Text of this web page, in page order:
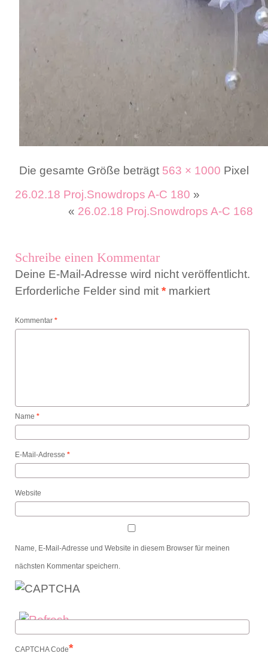
Die gesamte Größe beträgt 563 × 1000 Pixel
26.02.18 Proj.Snowdrops A-C 180 »
« 26.02.18 Proj.Snowdrops A-C 168
Schreibe einen Kommentar
Deine E-Mail-Adresse wird nicht veröffentlicht.
Erforderliche Felder sind mit *markiert
Kommentar *
Name *
E-Mail-Adresse *
Website
Name, E-Mail-Adresse und Website in diesem Browser für meinen
nächsten Kommentar speichern.
CAPTCHA Code*